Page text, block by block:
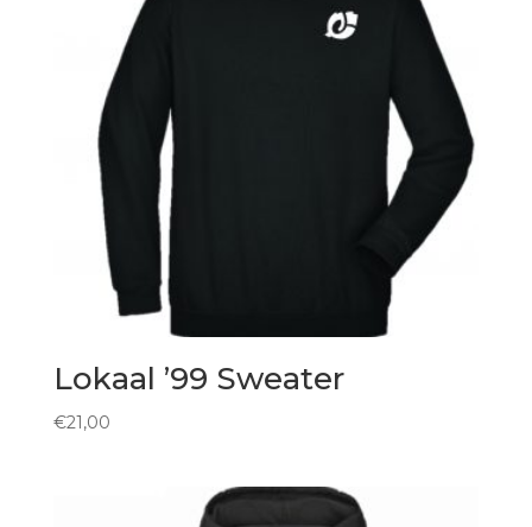
Lokaal ’99 Sweater
€21,00